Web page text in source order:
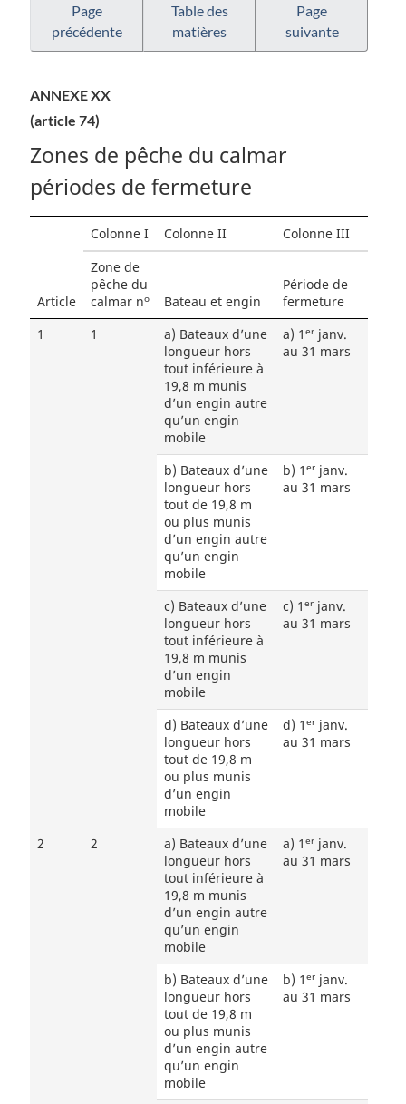
pêche
de
l’Atlantique
de
pêche
de
pêche
de
Page
précédente
Table des
matières
Page
suivante
ANNEXE XX
(article 74)
Zones de pêche du calmar
périodes de fermeture
Article
Colonne I Colonne II Colonne III
Zone de
pêche du
calmar no Bateau et engin
Période de
fermeture
1
1
a) Bateaux d’une
longueur hors
tout inférieure à
19,8 m munis
d’un engin autre
qu’un engin
mobile
a) 1 er janv.
au 31 mars
b) Bateaux d’une
longueur hors
tout de 19,8 m
ou plus munis
d’un engin autre
qu’un engin
mobile
b) 1 er janv.
au 31 mars
c) Bateaux d’une
longueur hors
tout inférieure à
19,8 m munis
d’un engin
mobile
c) 1 er janv.
au 31 mars
d) Bateaux d’une
longueur hors
tout de 19,8 m
ou plus munis
d’un engin
mobile
d) 1 er janv.
au 31 mars
2 2
a) Bateaux d’une
longueur hors
tout inférieure à
19,8 m munis
d’un engin autre
qu’un engin
mobile
a) 1 er janv.
au 31 mars
b) Bateaux d’une
longueur hors
tout de 19,8 m
ou plus munis
d’un engin autre
qu’un engin
mobile
b) 1 er janv.
au 31 mars